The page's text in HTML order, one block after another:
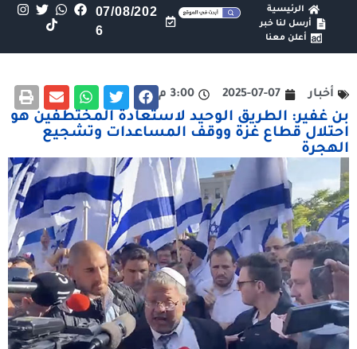
الرئيسية
أرسل لنا خبر
أعلن معنا
07/08/202
6
أخبار 2025-07-07 3:00 م
بن غفير: الطريق الوحيد لاستعادة المختطفين هو
احتلال قطاع غزة ووقف المساعدات وتشجيع
الهجرة